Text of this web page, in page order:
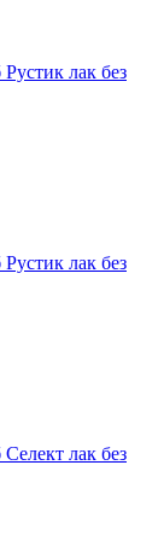
лак без
лак без
лак без